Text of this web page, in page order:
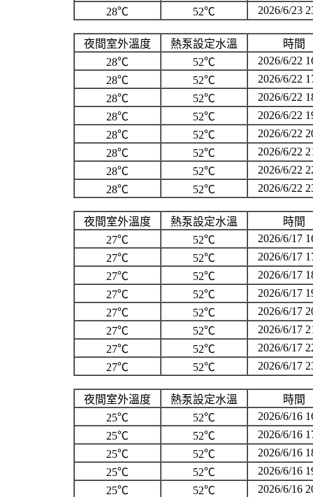
28℃
52℃ 2026/6/23
夜間室外溫度 熱泵設定水溫
時間
28℃
52℃
2026/6/22
28℃
52℃
2026/6/22
28℃
52℃
2026/6/22
28℃
52℃
2026/6/22
28℃
52℃
2026/6/22
28℃
52℃
2026/6/22
28℃
52℃
2026/6/22
28℃
52℃ 2026/6/22
夜間室外溫度 熱泵設定水溫
時間
27℃
52℃
2026/6/17
27℃
52℃
2026/6/17
27℃
52℃
2026/6/17
27℃
52℃
2026/6/17
27℃
52℃
2026/6/17
27℃
52℃
2026/6/17
27℃
52℃
2026/6/17
27℃
52℃ 2026/6/17
夜間室外溫度 熱泵設定水溫
時間
25℃
52℃
2026/6/16
25℃
52℃
2026/6/16
25℃
52℃
2026/6/16
25℃
52℃
2026/6/16
25℃
52℃
2026/6/16